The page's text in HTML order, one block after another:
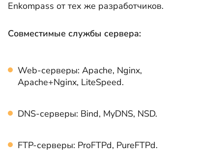
Enkompass от тех же разработчиков.
Совместимые службы сервера:
Web-серверы: Apache, Nginx,
Apache+Nginx, LiteSpeed.
DNS-серверы: Bind, MyDNS, NSD.
FTP-серверы: ProFTPd, PureFTPd.